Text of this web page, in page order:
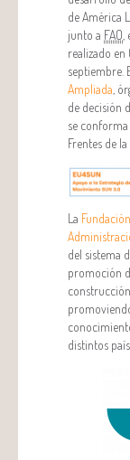
de América
junto a FAO
realizado en
septiembre.
Ampliada ,
de decisión
se
Frentes de la
La
del sistema
promoción
distintos